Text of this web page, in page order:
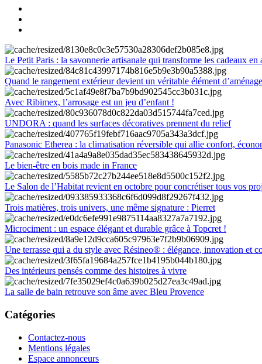
Le Petit Paris : la savonnerie artisanale qui transforme les cadeaux en
Quand le rangement extérieur devient un véritable élément
Avec Ribimex, l’arrosage est un jeu d’enfant !
UNDORA : quand les surfaces décoratives prennent du relief
Panasonic Etherea : la climatisation réversible qui allie confort,
Le bien-être en bois made in France
Le Salon de l’Habitat revient en octobre pour concrétiser tous vos
Trois matières, trois univers, une même signature : Pierret
Microciment : un espace élégant et durable grâce à Topcret !
Une terrasse qui a du style avec Résineo® : élégance, innovation et
Des intérieurs pensés comme des histoires à vivre
La salle de bain retrouve son âme avec Bleu Provence
Catégories
Contactez-nous
Mentions légales
Espace annonceurs